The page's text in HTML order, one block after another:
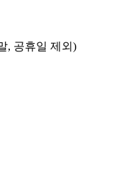
, 공휴일 제외)